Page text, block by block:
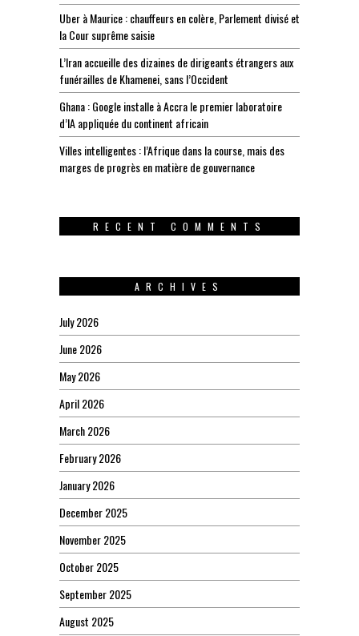
Uber à Maurice : chauffeurs en colère, Parlement divisé et
la Cour suprême saisie
L’Iran accueille des dizaines de dirigeants étrangers aux
funérailles de Khamenei, sans l’Occident
Ghana : Google installe à Accra le premier laboratoire
d’IA appliquée du continent africain
Villes intelligentes : l’Afrique dans la course, mais des
marges de progrès en matière de gouvernance
RECENT COMMENTS
ARCHIVES
July 2026
June 2026
May 2026
April 2026
March 2026
February 2026
January 2026
December 2025
November 2025
October 2025
September 2025
August 2025